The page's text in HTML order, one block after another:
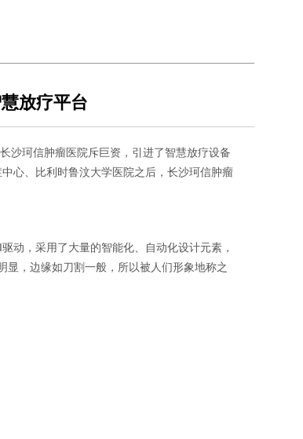
放疗平台
长沙珂信肿瘤医院斥巨资，引进了智慧放疗设备
心、比利时鲁汶大学医院之后， 长沙珂信肿瘤
动，采用了大量的智能化、自动化设计元素，
显，边缘如刀割一般，所以被人们形象地称之